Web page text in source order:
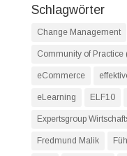
Schlagwörter
Change Management
Community of Practice
eCommerce
eLearning ELF10
Expertsgroup
Fredmund Malik